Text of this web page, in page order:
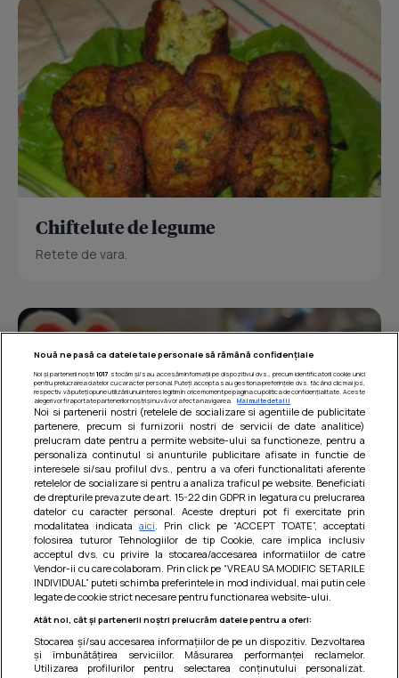
Chiftelute de legume
Retete de vara.
Barcute din vinete cu arpagic rosu
Un deliciu usor de preparat!
Nouă ne pasă ca datele tale personale să rămână confidențiale
Noi și partenerii noștri 1017 stocăm și/sau accesăm informații pe dispozitivul dvs., precum identificatorii cookie unici
pentru prelucrarea datelor cu caracter personal. Puteți accepta sau gestiona preferințele dvs. făcând clic mai jos,
respectiv vă puteți opune utilizării unui interes legitim în orice moment pe pagina cu politica de confidențialitate. Aceste
alegeri vor fi raportate partenerilor noștri și nu vă vor afecta navigarea.
Mai multe detalii
Noi si partenerii nostri (retelele de socializare si agentiile de publicitate
partenere, precum si furnizorii nostri de servicii de date analitice)
prelucram date pentru a permite website-ului sa functioneze, pentru a
personaliza continutul si anunturile publicitare afisate in functie de
interesele si/sau profilul dvs., pentru a va oferi functionalitati aferente
retelelor de socializare si pentru a analiza traficul pe website. Beneficiati
de drepturile prevazute de art. 15-22 din GDPR in legatura cu prelucrarea
datelor cu caracter personal. Aceste drepturi pot fi exercitate prin
modalitatea indicataaici . Prin click pe “ACCEPT TOATE”, acceptati
folosirea tuturor Tehnologiilor de tip Cookie, care implica inclusiv
acceptul dvs. cu privire la stocarea/accesarea informatiilor de catre
Vendor-ii cu care colaboram. Prin click pe “VREAU SA MODIFIC SETARILE
INDIVIDUAL” puteti schimba preferintele in mod individual, mai putin cele
legate de cookie strict necesare pentru functionarea website-ului.
Atât noi, cât și partenerii noștri prelucrăm datele pentru a oferi:
Stocarea și/sau accesarea informațiilor de pe un dispozitiv. Dezvoltarea
și îmbunătățirea serviciilor. Măsurarea performanței reclamelor.
Utilizarea profilurilor pentru selectarea conținutului personalizat.